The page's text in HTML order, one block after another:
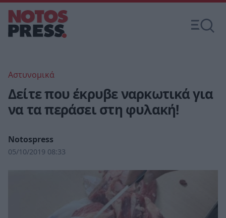
Αστυνομικά
Δείτε που έκρυβε ναρκωτικά για
να τα περάσει στη φυλακή!
Notospress
05/10/2019 08:33